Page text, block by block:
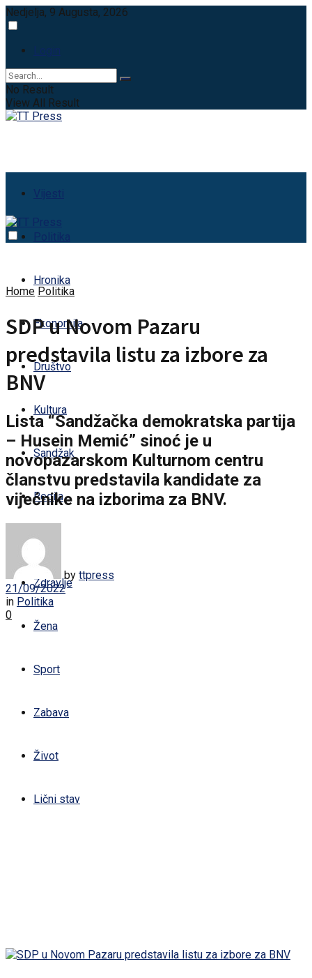
Nedjelja, 9 Augusta, 2026
Login
No Result
View All Result
Vijesti
Politika
Hronika
Ekonomija
Društvo
Kultura
Sandžak
Regija
Svijet
Zdravlje
Žena
Sport
Zabava
Život
Lični stav
Home Politika
SDP u Novom Pazaru
predstavila listu za izbore za
BNV
Lista “Sandžačka demokratska partija
– Husein Memić” sinoć je u
novopazarskom Kulturnom centru
članstvu predstavila kandidate za
vijećnike na izborima za BNV.
by ttpress
21/09/2022
in Politika
0